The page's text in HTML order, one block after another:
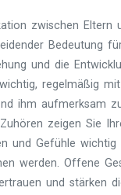
zwischen Eltern
Bedeutung
und die
regelmäßig
ihm aufmerksam
zeigen Sie
und Gefühle wichtig
werden. Offene
und stärken